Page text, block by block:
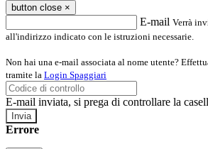
button close ×
E-mail Verrà
all'indirizzo indicato con le istruzioni necessarie.
Non hai una e-mail associata al nome utente?
tramite la Login Spaggiari
E-mail inviata, si prega di controllare la
Errore